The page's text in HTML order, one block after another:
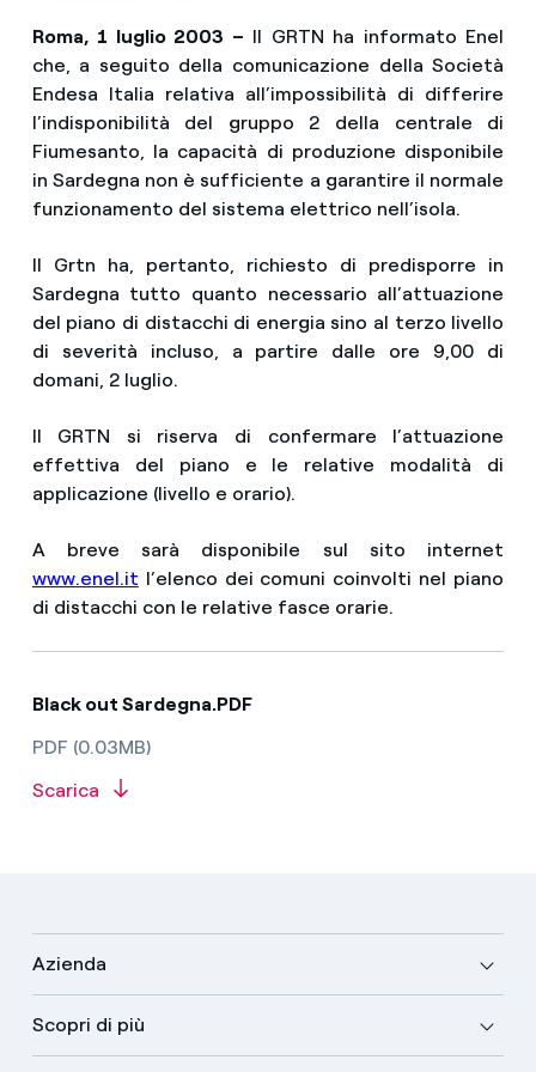
Roma, 1 luglio 2003 – Il GRTN ha informato Enel
che, a seguito della comunicazione della Società
Endesa Italia relativa all’impossibilità di differire
l’indisponibilità del gruppo 2 della centrale di
Fiumesanto, la capacità di produzione disponibile
in Sardegna non è sufficiente a garantire il normale
funzionamento del sistema elettrico nell’isola.
Il Grtn ha, pertanto, richiesto di predisporre in
Sardegna tutto quanto necessario all’attuazione
del piano di distacchi di energia sino al terzo livello
di severità incluso, a partire dalle ore 9,00 di
domani, 2 luglio.
Il GRTN si riserva di confermare l’attuazione
effettiva del piano e le relative modalità di
applicazione (livello e orario).
A breve sarà disponibile sul sito internet
www.enel.it l’elenco dei comuni coinvolti nel piano
di distacchi con le relative fasce orarie.
Black out Sardegna.PDF
PDF (0.03MB)
Scarica
Azienda
Scopri di più